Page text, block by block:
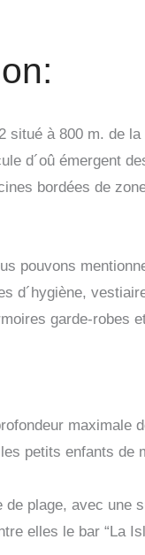
situé à 800 m. de
d´oû émergent
bordées de
pouvons
garde-robes
maximale
petits enfants de
plage, avec une
elles le bar “La